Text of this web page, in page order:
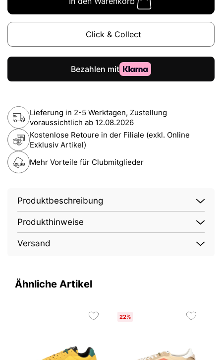
Click & Collect
Lieferung in 2-5 Werktagen, Zustellung
voraussichtlich ab 12.08.2026
Kostenlose Retoure in der Filiale (exkl. Online
Exklusiv Artikel)
Mehr Vorteile für Clubmitglieder
Produktbeschreibung
Produkthinweise
Versand
Ähnliche Artikel
22%